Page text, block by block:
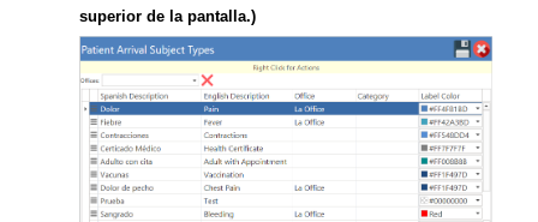
superior de la pantalla.)